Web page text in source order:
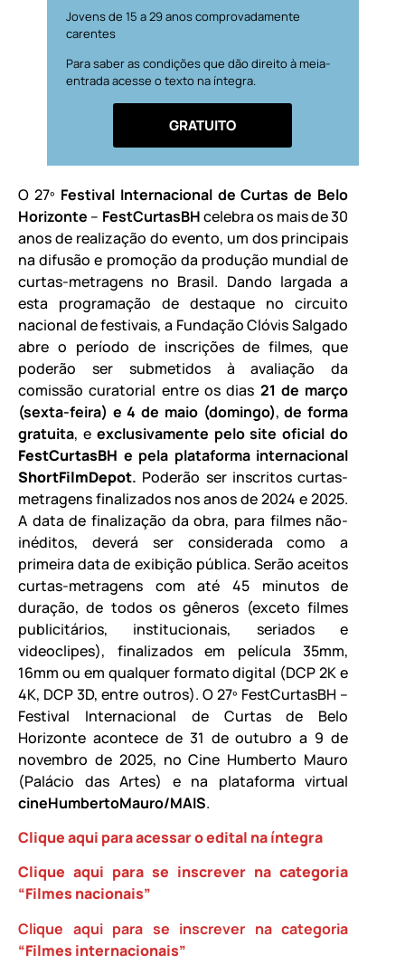
Jovens de 15 a 29 anos comprovadamente
carentes
Para saber as condições que dão direito à meia-
entrada acesse o texto na íntegra.
GRATUITO
O 27º Festival Internacional de Curtas de Belo
Horizonte – FestCurtasBHcelebra os mais de 30
anos de realização do evento, um dos principais
na difusão e promoção da produção mundial de
curtas-metragens no Brasil. Dando largada a
esta programação de destaque no circuito
nacional de festivais, a Fundação Clóvis Salgado
abre o período de inscrições de filmes, que
poderão ser submetidos à avaliação da
comissão curatorial entre os dias 21 de março
(sexta-feira) e 4 de maio (domingo),de forma
gratuita, e exclusivamente pelo site oficial do
FestCurtasBH e pela plataforma internacional
ShortFilmDepot. Poderão ser inscritos curtas-
metragens finalizados nos anos de 2024 e 2025.
A data de finalização da obra, para filmes não-
inéditos, deverá ser considerada como a
primeira data de exibição pública. Serão aceitos
curtas-metragens com até 45 minutos de
duração, de todos os gêneros (exceto filmes
publicitários, institucionais, seriados e
videoclipes), finalizados em película 35mm,
16mm ou em qualquer formato digital (DCP 2K e
4K, DCP 3D, entre outros). O 27º FestCurtasBH –
Festival Internacional de Curtas de Belo
Horizonte acontece de 31 de outubro a 9 de
novembro de 2025, no Cine Humberto Mauro
(Palácio das Artes) e na plataforma virtual
cineHumbertoMauro/MAIS.
Clique aqui para acessar o edital na íntegra
Clique aqui para se inscrever na categoria
“Filmes nacionais”
Clique aqui para se inscrever na categoria
“Filmes internacionais”